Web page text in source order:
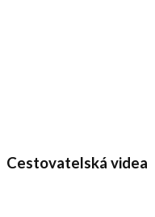
Cestovatelská videa